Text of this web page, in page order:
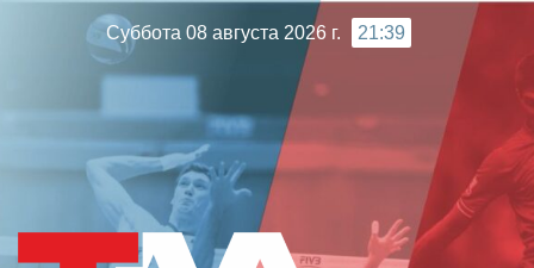
Суббота 08 августа 2026 г. 21:39